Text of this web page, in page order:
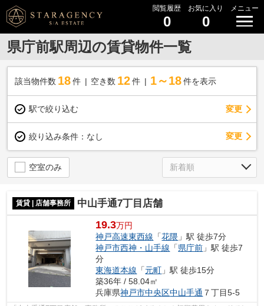
閲覧履歴
0
お気に入り
0
メニュー
県庁前駅周辺の賃貸物件一覧
該当物件数 18件 空き数 12 件 1～18 件を表示
駅で絞り込む 変更
絞り込み条件： なし 変更
空室のみ
賃貸 | 店舗事務所 中山手通7丁目店舗
19.3万円
神戸高速東西線 「花隈 」駅 徒歩7分
神戸市西神・山手線 「県庁前 」駅 徒歩7
分
東海道本線 「元町 」駅 徒歩15分
築36年 / 58.04㎡
兵庫県神戸市中央区中山手通 ７丁目5-5